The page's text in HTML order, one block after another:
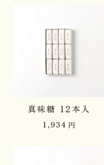
真味糖 12本入
1,934 円